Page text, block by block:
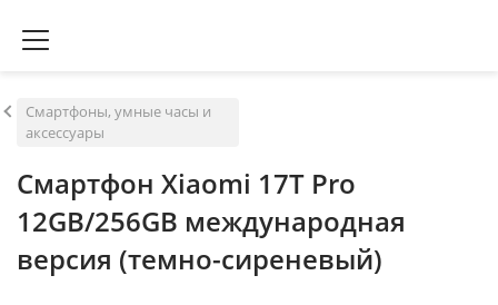
Смартфоны, умные часы и
аксессуары
Смартфон Xiaomi 17T Pro
12GB/256GB международная
версия (темно-сиреневый)